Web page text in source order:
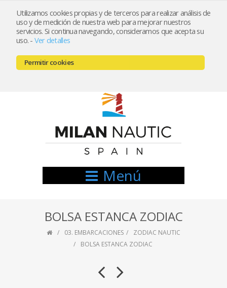
Utilizamos cookies propias y de terceros para realizar análisis de
uso y de medición de nuestra web para mejorar nuestros
servicios. Si continua navegando, consideramos que acepta su
uso. - Ver detalles
Permitir cookies
Registrarse Mi cuenta
666521122 // 654999333
Menú
BOLSA ESTANCA ZODIAC
03. EMBARCACIONES
ZODIAC NAUTIC
BOLSA ESTANCA ZODIAC